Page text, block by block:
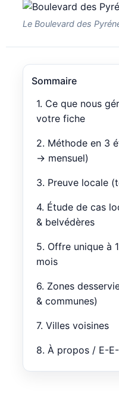
Le Boulevard des
Sommaire
1. Ce que nous
votre fiche
2. Méthode en 3
→ mensuel)
3. Preuve locale
4. Étude de cas
& belvédères
5. Offre unique à
mois
6. Zones
& communes)
7. Villes voisines
8. À propos / E-